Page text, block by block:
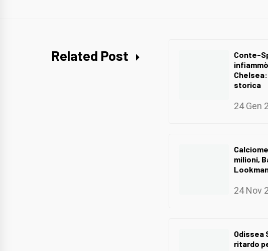
Related Post
Conte-
storica
24 Gen
milioni,
24 Nov
Odissea
ritardo